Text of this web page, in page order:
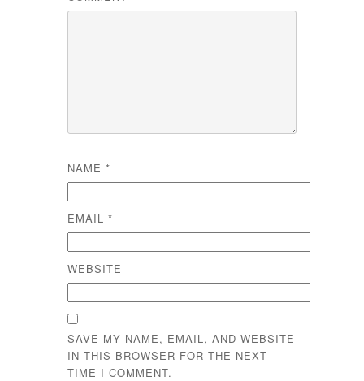
NAME *
EMAIL *
WEBSITE
SAVE MY NAME, EMAIL, AND WEBSITE
IN THIS BROWSER FOR THE NEXT
TIME I COMMENT.